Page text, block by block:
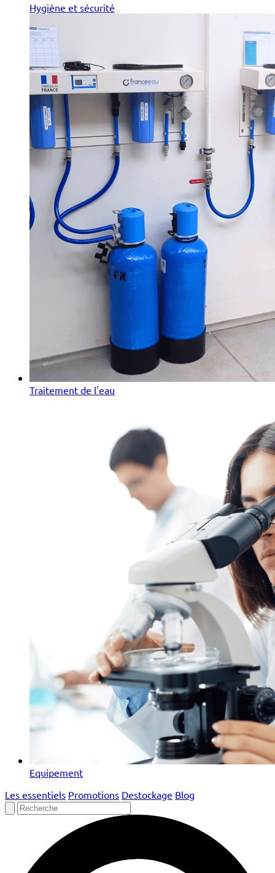
Hygiène et sécurité
Traitement de l'eau
Equipement
Les essentiels Promotions Destockage Blog